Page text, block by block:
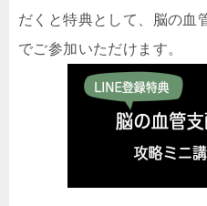
だくと特典として、脳の血
でご参加いただけます。